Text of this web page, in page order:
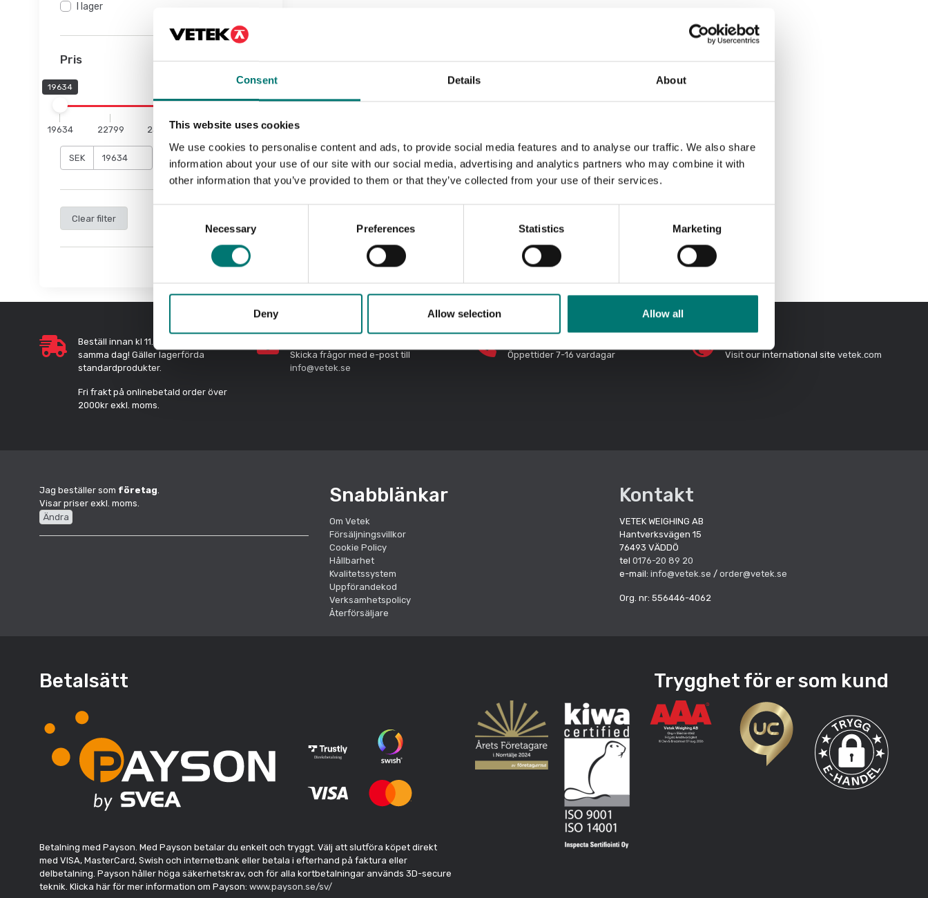
Consent Details About
This website uses cookies
We use cookies to personalise content and ads, to provide social media features and to analyse our traffic. We also share
information about your use of our site with our social media, advertising and analytics partners who may combine it with
other information that you’ve provided to them or that they’ve collected from your use of their services.
Necessary Preferences Statistics Marketing
Deny Allow selection Allow all
I lager
Pris
19634 32295
19634 22799 25965 29130 32295
SEK SEK
Clear filter
Beställ innan kl 11.00 så skickar vi
samma dag! Gäller lagerförda
standardprodukter.
Fri frakt på onlinebetald order över
2000kr exkl. moms.
Skicka frågor med e-post till
info@vetek.se
Öppettider 7-16 vardagar
Visit our international site vetek.com
Jag beställer som företag
Visar priser exkl. moms.
Ändra
Snabblänkar
Om Vetek
Försäljningsvillkor
Cookie Policy
Hållbarhet
Kvalitetssystem
Uppförandekod
Verksamhetspolicy
Återförsäljare
Kontakt
VETEK WEIGHING AB
Hantverksvägen 15
76493 VÄDDÖ
tel 0176-20 89 20
e-mail: info@vetek.se / order@vetek.se
Org. nr: 556446-4062
Betalsätt
Betalning med Payson. Med Payson betalar du enkelt och tryggt. Välj att slutföra köpet direkt
med VISA, MasterCard, Swish och internetbank eller betala i efterhand på faktura eller
delbetalning. Payson håller höga säkerhetskrav, och för alla kortbetalningar används 3D-secure
teknik. Klicka här för mer information om Payson: www.payson.se/sv/
Trygghet för er som kund